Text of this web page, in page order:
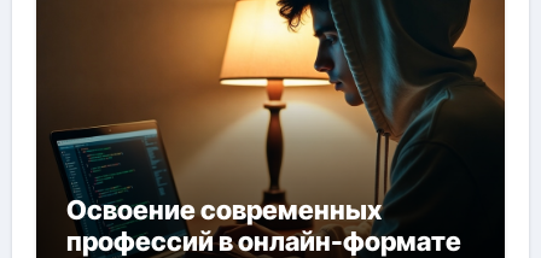
Освоение современных
профессий в онлайн-формате